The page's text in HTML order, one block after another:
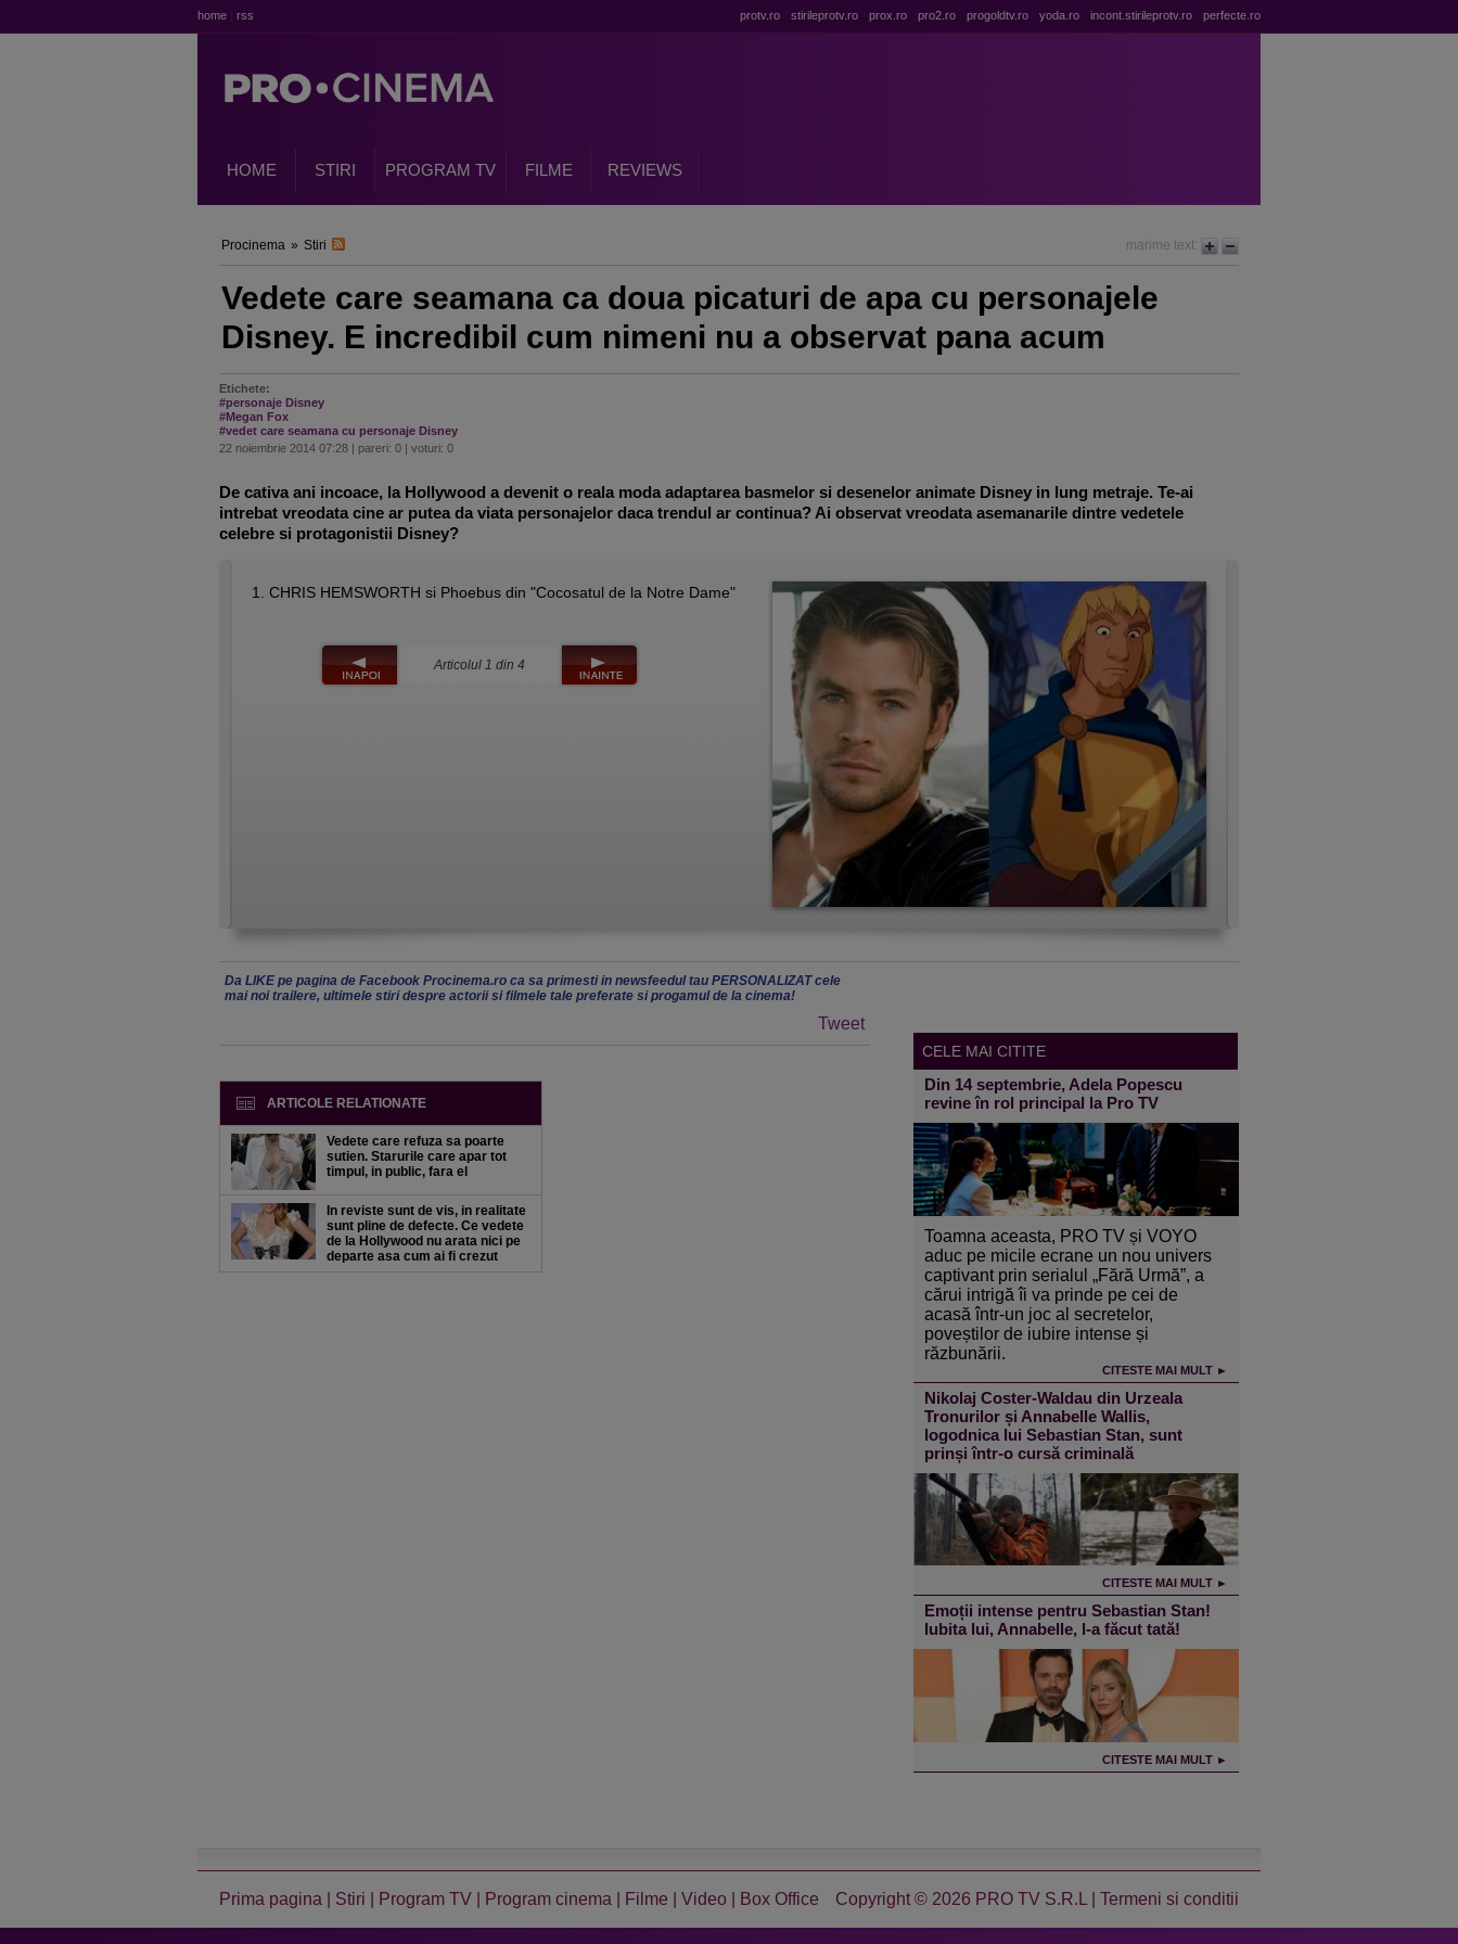
home | rss protv.ro stirileprotv.ro prox.ro pro2.ro progoldtv.ro yoda.ro incont.stirileprotv.ro perfecte.ro
HOME STIRI PROGRAM TV FILME REVIEWS
Procinema » Stiri marime text:
Vedete care seamana ca doua picaturi de apa cu personajele
Disney. E incredibil cum nimeni nu a observat pana acum
Etichete:
#personaje Disney
#Megan Fox
#vedet care seamana cu personaje Disney
22 noiembrie 2014 07:28 | pareri: 0 | voturi: 0
De cativa ani incoace, la Hollywood a devenit o reala moda adaptarea basmelor si desenelor animate Disney in lung metraje. Te-ai
intrebat vreodata cine ar putea da viata personajelor daca trendul ar continua? Ai observat vreodata asemanarile dintre vedetele
celebre si protagonistii Disney?
1. CHRIS HEMSWORTH si Phoebus din "Cocosatul de la Notre Dame"
Articolul 1 din 4
Da LIKE pe pagina de Facebook Procinema.ro ca sa primesti in newsfeedul tau PERSONALIZAT cele
mai noi trailere, ultimele stiri despre actorii si filmele tale preferate si progamul de la cinema!
Tweet
ARTICOLE RELATIONATE
Vedete care refuza sa poarte
sutien. Starurile care apar tot
timpul, in public, fara el
In reviste sunt de vis, in realitate
sunt pline de defecte. Ce vedete
de la Hollywood nu arata nici pe
departe asa cum ai fi crezut
CELE MAI CITITE
Din 14 septembrie, Adela Popescu
revine în rol principal la Pro TV
Toamna aceasta, PRO TV și VOYO
aduc pe micile ecrane un nou univers
captivant prin serialul „Fără Urmă”, a
cărui intrigă îi va prinde pe cei de
acasă într-un joc al secretelor,
poveștilor de iubire intense și
răzbunării.
CITESTE MAI MULT ►
Nikolaj Coster-Waldau din Urzeala
Tronurilor și Annabelle Wallis,
logodnica lui Sebastian Stan, sunt
prinși într-o cursă criminală
CITESTE MAI MULT ►
Emoții intense pentru Sebastian Stan!
Iubita lui, Annabelle, l-a făcut tată!
CITESTE MAI MULT ►
Prima pagina Stiri Program TV Program cinema Filme Video Box Office Copyright © 2026 PRO TV S.R.L | Termeni si conditii